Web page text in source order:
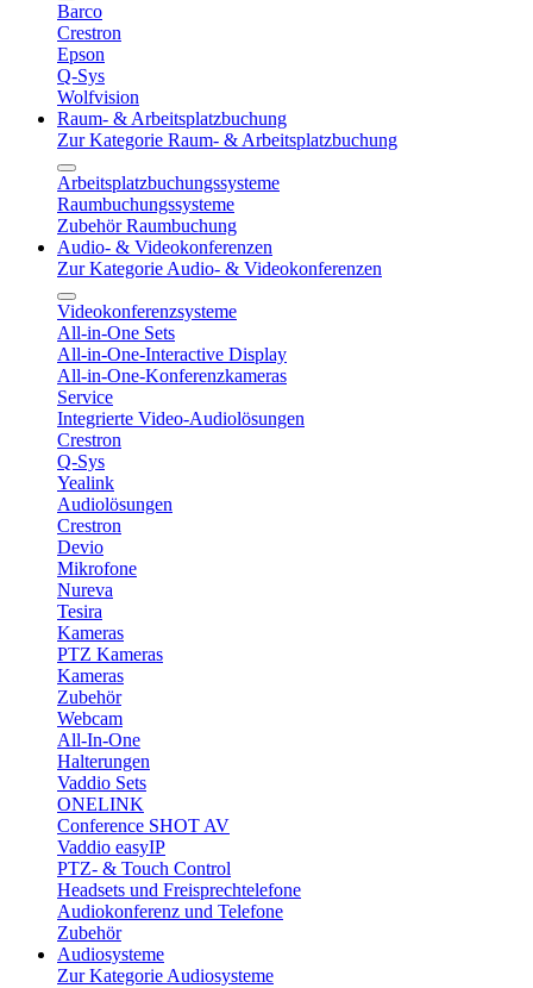
Barco
Crestron
Epson
Q-Sys
Wolfvision
Raum- & Arbeitsplatzbuchung
Zur Kategorie Raum- & Arbeitsplatzbuchung
Arbeitsplatzbuchungssysteme
Raumbuchungssysteme
Zubehör Raumbuchung
Audio- & Videokonferenzen
Zur Kategorie Audio- & Videokonferenzen
Videokonferenzsysteme
All-in-One Sets
All-in-One-Interactive Display
All-in-One-Konferenzkameras
Service
Integrierte Video-Audiolösungen
Crestron
Q-Sys
Yealink
Audiolösungen
Crestron
Devio
Mikrofone
Nureva
Tesira
Kameras
PTZ Kameras
Kameras
Zubehör
Webcam
All-In-One
Halterungen
Vaddio Sets
ONELINK
Conference SHOT AV
Vaddio easyIP
PTZ- & Touch Control
Headsets und Freisprechtelefone
Audiokonferenz und Telefone
Zubehör
Audiosysteme
Zur Kategorie Audiosysteme